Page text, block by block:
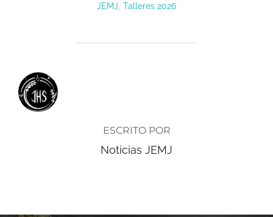
JEMJ, Talleres 2026
ESCRITO POR
Noticias JEMJ